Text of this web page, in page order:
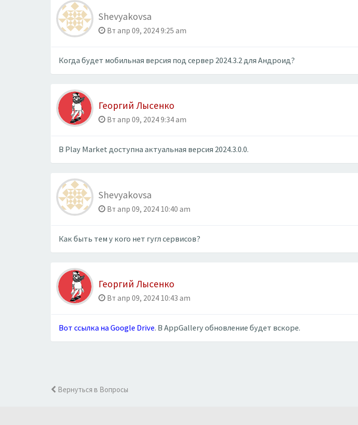
Shevyakovsa
Вт апр 09, 2024 9:25 am
Когда будет мобильная версия под сервер 2024.3.2 для Андроид?
Георгий Лысенко
Вт апр 09, 2024 9:34 am
В Play Market доступна актуальная версия 2024.3.0.0.
Shevyakovsa
Вт апр 09, 2024 10:40 am
Как быть тем у кого нет гугл сервисов?
Георгий Лысенко
Вт апр 09, 2024 10:43 am
Вот ссылка на Google Drive. В AppGallery обновление будет вскоре.
Вернуться в Вопросы